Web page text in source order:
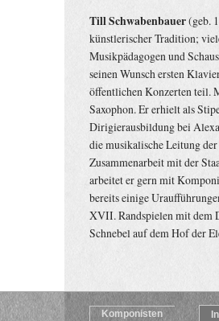
Till Schwabenbauer(geb.
künstlerischer Tradition;
Musikpädagogen und
seinen Wunsch ersten
öffentlichen Konzerten teil.
Saxophon. Er erhielt als
Dirigierausbildung bei
die musikalische Leitung
Zusammenarbeit mit der
arbeitet er gern mit
bereits einige
XVII. Randspielen mit dem
Schnebel auf dem Hof der
Komponisten